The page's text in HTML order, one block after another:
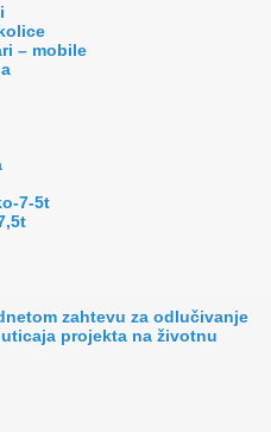
– mobile
7-5t
zahtevu za odlučivanje
projekta na životnu